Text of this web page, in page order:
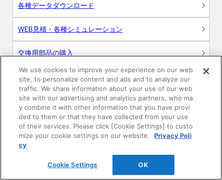
各種データダウンロード
WEB見積・各種シミュレーション
交換用部品の購入
修理・点検
お問い合わせ
ログイン
建築・設計関係者様向けサイト
ユーザー登録サービス
We use cookies to improve your experience on our web
site, to personalize content and ads and to analyze our
traffic. We share information about your use of our web
site with our advertising and analytics partners, who ma
y combine it with other information that you have provi
ded to them or that they have collected from your use
of their services. Please click [Cookie Settings] to custo
mize your cookie settings on our website.
Privacy Poli
cy
Cookie Settings OK